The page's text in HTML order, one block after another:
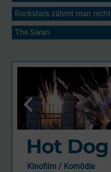
Hot Dog
Kinofilm / Komödie
Rockstars zähmt man nicht
The Swan